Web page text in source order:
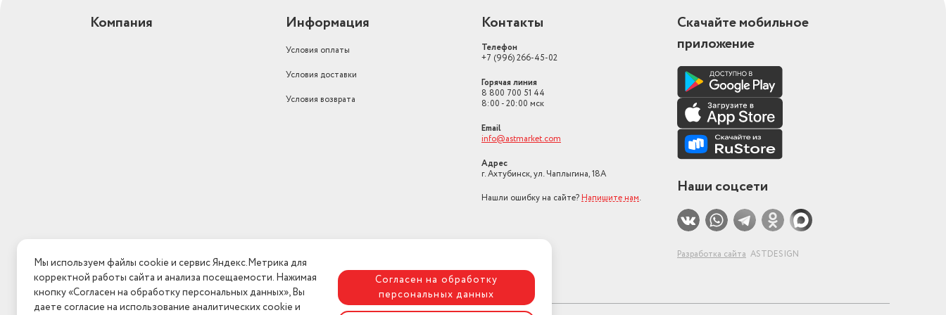
Компания Информация
Условия оплаты
Условия доставки
Условия возврата
Контакты
Телефон
+7 (996) 266-45-02
Горячая линия
8 800 700 51 44
8:00 - 20:00 мск
Email
info@astmarket.com
Адрес
г. Ахтубинск, ул. Чаплыгина, 18А
Нашли ошибку на сайте? Напишите нам.
Скачайте мобильное
приложение
Наши соцсети
Разработка сайта ASTDESIGN
Мы используем файлы cookie и сервис Яндекс.Метрика для
корректной работы сайта и анализа посещаемости. Нажимая
кнопку «Согласен на обработку персональных данных», Вы
даете согласие на использование аналитических cookie и
Согласен на обработку
персональных данных